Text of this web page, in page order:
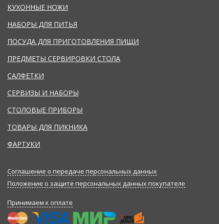
КУХОННЫЕ НОЖИ
НАБОРЫ ДЛЯ ПИТЬЯ
ПОСУДА ДЛЯ ПРИГОТОВЛЕНИЯ ПИЩИ
ПРЕДМЕТЫ СЕРВИРОВКИ СТОЛА
САЛФЕТКИ
СЕРВИЗЫ И НАБОРЫ
СТОЛОВЫЕ ПРИБОРЫ
ТОВАРЫ ДЛЯ ПИКНИКА
ФАРТУКИ
Соглашение о передаче персональных данных
Положение о защите персональных данных покупателе
Принимаем к оплате